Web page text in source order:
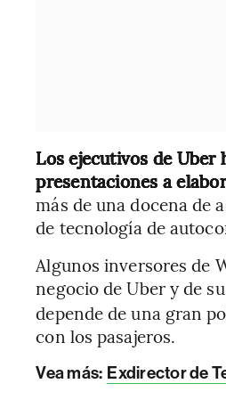
Los ejecutivos de Uber
presentaciones a
más de una docena de
de tecnología de
Algunos inversores de
negocio de Uber y de
depende de una gran
con los pasajeros.
Vea más: Exdirector de